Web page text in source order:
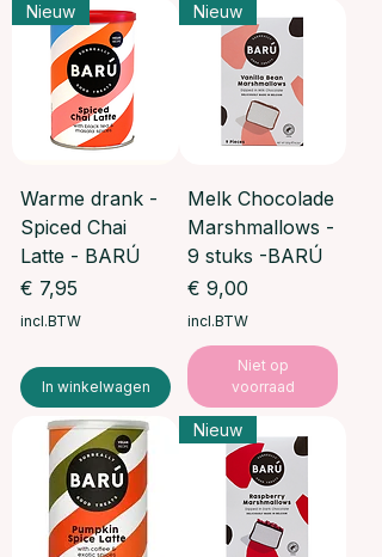
Nieuw
Warme drank -
Spiced Chai
Latte - BARÚ
Prijs
€ 7,95
incl.BTW
In winkelwagen
Nieuw
Melk Chocolade
Marshmallows -
9 stuks -BARÚ
Prijs
€ 9,00
incl.BTW
Niet op
voorraad
Nieuw